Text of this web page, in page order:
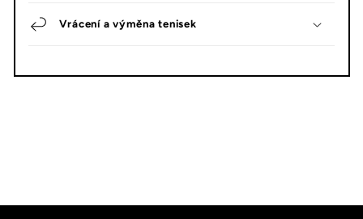
Vrácení a výměna tenisek